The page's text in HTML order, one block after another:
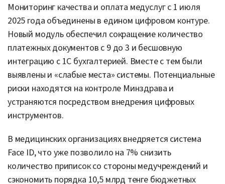
Мониторинг качества и оплата медуслуг с 1 июля
2025 года объединены в едином цифровом контуре.
Новый модуль обеспечил сокращение количество
платежных документов с 9 до 3 и бесшовную
интеграцию с 1С бухгалтерией. Вместе с тем были
выявлены и «слабые места» системы. Потенциальные
риски находятся на контроле Минздрава и
устраняются посредством внедрения цифровых
инструментов.
В медицинских организациях внедряется система
Face ID, что уже позволило на 7% снизить
количество приписок со стороны медучреждений и
сэкономить порядка 10,5 млрд тенге бюджетных